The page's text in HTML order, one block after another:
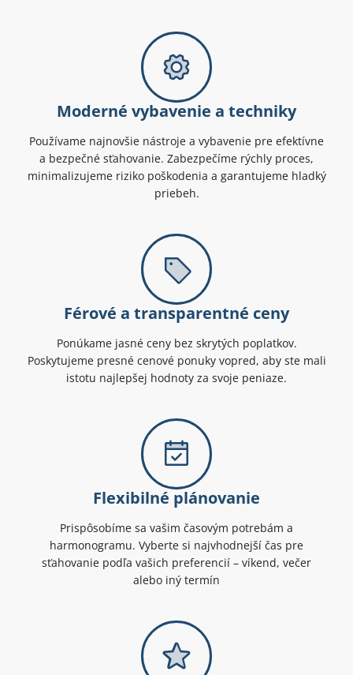
Moderné vybavenie a techniky
Používame najnovšie nástroje a vybavenie pre efektívne
a bezpečné sťahovanie. Zabezpečíme rýchly proces,
minimalizujeme riziko poškodenia a garantujeme hladký
priebeh.
Férové a transparentné ceny
Ponúkame jasné ceny bez skrytých poplatkov.
Poskytujeme presné cenové ponuky vopred, aby ste mali
istotu najlepšej hodnoty za svoje peniaze.
Flexibilné plánovanie
Prispôsobíme sa vašim časovým potrebám a
harmonogramu. Vyberte si najvhodnejší čas pre
sťahovanie podľa vašich preferencií – víkend, večer
alebo iný termín